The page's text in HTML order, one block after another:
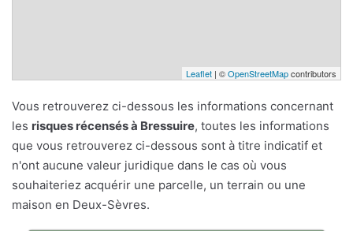
Leaflet | ©OpenStreetMapcontributors
Vous retrouverez ci-dessous les informations concernant
les risques récensés à Bressuire, toutes les informations
que vous retrouverez ci-dessous sont à titre indicatif et
n'ont aucune valeur juridique dans le cas où vous
souhaiteriez acquérir une parcelle, un terrain ou une
maison en Deux-Sèvres.